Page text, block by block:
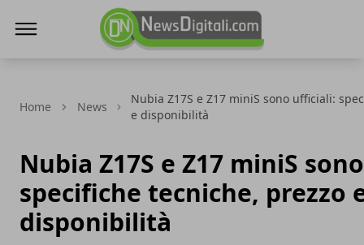
Home News
Nubia Z17S e Z17 miniS sono ufficiali:
e disponibilità
Nubia Z17S e Z17 miniS
specifiche tecniche, prezzo
disponibilità